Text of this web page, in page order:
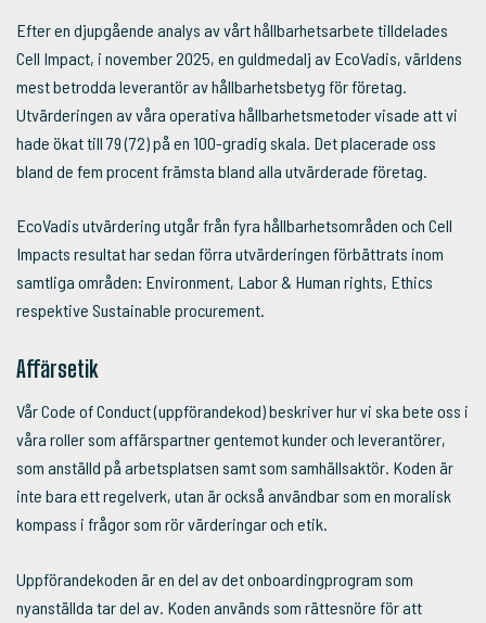
Efter en djupgående analys av vårt hållbarhetsarbete tilldelades
Cell Impact, i november 2025, en guldmedalj av EcoVadis, världens
mest betrodda leverantör av hållbarhetsbetyg för företag.
Utvärderingen av våra operativa hållbarhetsmetoder visade att vi
hade ökat till 79 (72) på en 100-gradig skala. Det placerade oss
bland de fem procent främsta bland alla utvärderade företag.
EcoVadis utvärdering utgår från fyra hållbarhetsområden och Cell
Impacts resultat har sedan förra utvärderingen förbättrats inom
samtliga områden: Environment, Labor & Human rights, Ethics
respektive Sustainable procurement.
Affärsetik
Vår Code of Conduct (uppförandekod) beskriver hur vi ska bete oss i
våra roller som affärspartner gentemot kunder och leverantörer,
som anställd på arbetsplatsen samt som samhällsaktör. Koden är
inte bara ett regelverk, utan är också användbar som en moralisk
kompass i frågor som rör värderingar och etik.
Uppförandekoden är en del av det onboardingprogram som
nyanställda tar del av. Koden används som rättesnöre för att